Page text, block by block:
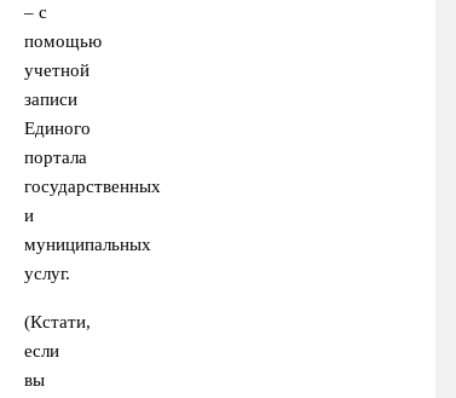
– с
помощью
учетной
записи
Единого
портала
государственных
и
муниципальных
услуг.
(Кстати,
если
вы